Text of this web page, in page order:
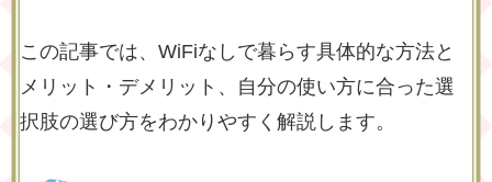
この記事では、WiFiなしで暮らす具体的な方法と
メリット・デメリット、自分の使い方に合った選
択肢の選び方をわかりやすく解説します。